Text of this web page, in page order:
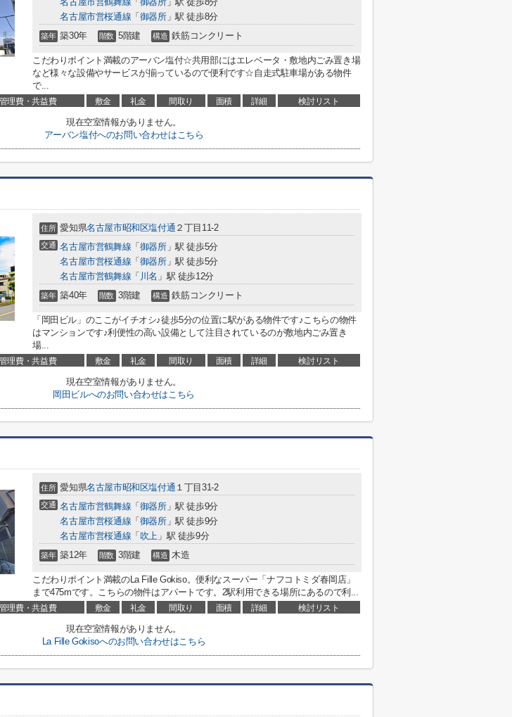
名古屋市営桜通線 「 御器所」駅 徒歩8分
築年 築30年 階数 5階建 構造 鉄筋コンクリート
こだわりポイント満載のアーバン塩付☆共用部にはエレベータ・敷地内ごみ置き場
など様々な設備やサービスが揃っているので便利です☆自走式駐車場がある物件
で...
管理費・共益費 敷金 礼金 間取り 面積 詳細 検討リスト
現在空室情報がありません。
アーバン塩付へのお問い合わせはこちら
住所 愛知県名古屋市昭和区塩付通 ２丁目11-2
交通 名古屋市営鶴舞線 「 御器所」駅 徒歩5分
名古屋市営桜通線 「 御器所」駅 徒歩5分
名古屋市営鶴舞線 「 川名 」駅 徒歩12分
築年 築40年 階数 3階建 構造 鉄筋コンクリート
「岡田ビル」のここがイチオシ♪徒歩5分の位置に駅がある物件です♪こちらの物件
はマンションです♪利便性の高い設備として注目されているのが敷地内ごみ置き
場...
管理費・共益費 敷金 礼金 間取り 面積 詳細 検討リスト
現在空室情報がありません。
岡田ビルへのお問い合わせはこちら
住所 愛知県名古屋市昭和区塩付通 １丁目31-2
交通 名古屋市営鶴舞線 「 御器所」駅 徒歩9分
名古屋市営桜通線 「 御器所」駅 徒歩9分
名古屋市営桜通線 「 吹上 」駅 徒歩9分
築年 築12年 階数 3階建 構造 木造
こだわりポイント満載のLa Fille Gokiso。便利なスーパー「ナフコトミダ春岡店」
まで475mです。こちらの物件はアパートです。2駅利用できる場所にあるので利...
管理費・共益費 敷金 礼金 間取り 面積 詳細 検討リスト
現在空室情報がありません。
La Fille Gokisoへのお問い合わせはこちら